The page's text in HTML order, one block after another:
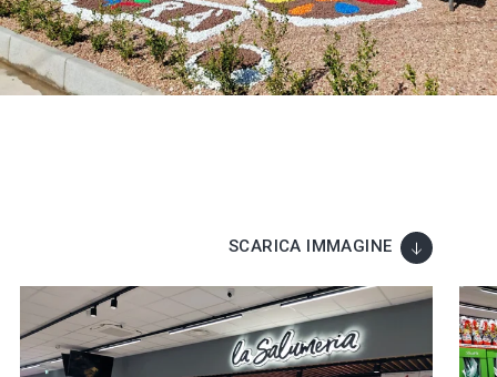
SCARICA IMMAGINE